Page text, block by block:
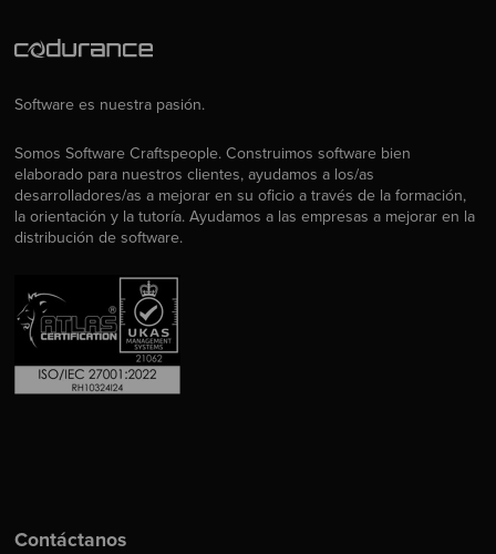
Software es nuestra pasión.
Somos Software Craftspeople. Construimos software bien
elaborado para nuestros clientes, ayudamos a los/as
desarrolladores/as a mejorar en su oficio a través de la formación,
la orientación y la tutoría. Ayudamos a las empresas a mejorar en la
distribución de software.
Contáctanos